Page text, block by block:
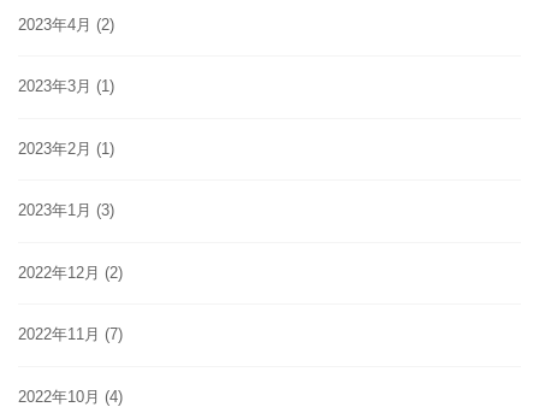
2023年4月 (2)
2023年3月 (1)
2023年2月 (1)
2023年1月 (3)
2022年12月 (2)
2022年11月 (7)
2022年10月 (4)